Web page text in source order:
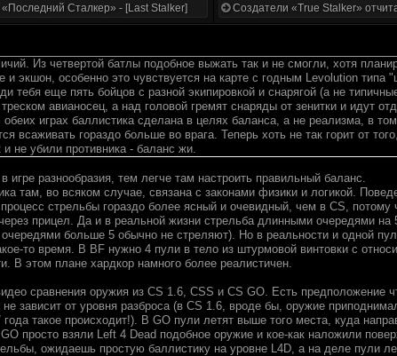
«Последний Сталкер» - [Last Stalker]
Создатели «True Stalker»
Из четвертой батлы подобное выжать так и не смогли, хотя
экшон, особенно это чувствуется на карте с годным Levolution типа
тебя еще пять бойцов с разной экипировкой и снарягой (а не
авианосец, а над головой гремят снаряды от зенитки и идут
играх баллистика сделана в целях баланса, а не реализма, в
всаживать гораздо больше во врага. Теперь хоть не так горит от
не убили противника - баланс жи.
разнообразия, тем легче там настроить правильный баланс.
там, во всяком случае, связана с законами физики и логикой.
стрельбы гораздо более ясный и очевидный, чем в CS, потому
прицел. Да и в реальной жизни стрельба длинными очередями на
больше 5 обычно не стреляют). Но в реальности и одной
то время. В BF нужно 4 пули в тело из штурмовой винтовки с
В этом плане хардкор намного более реалистичен.
сравнения оружия из CS 1.6, CSS и CS GO. Есть предположение
зависит от уровня разброса (в CS 1.6, вроде бы, оружие
такое происходит!). В GO пули летят выше того места, куда
просто взяли Left 4 Dead подобное оружие и кое-как наложили
ожидаешь простую баллистику на уровне L4D, а на деле пули